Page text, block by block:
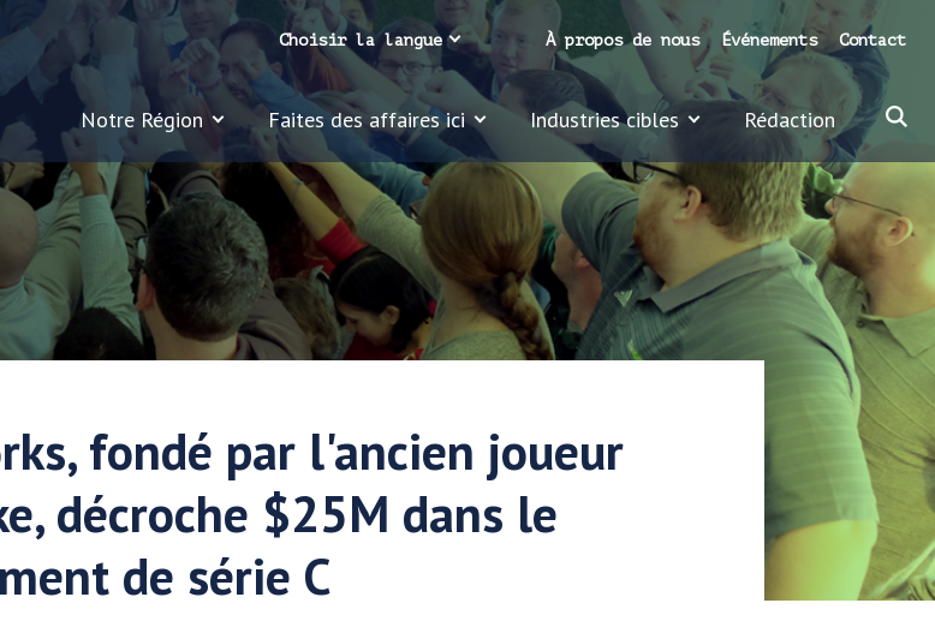
Notre Région Faites des affaires ici Industries cibles Rédaction
À propos de nous Événements Contact
Choisir la langue
fondé par l'ancien joueur
décroche $25M dans le
de série C